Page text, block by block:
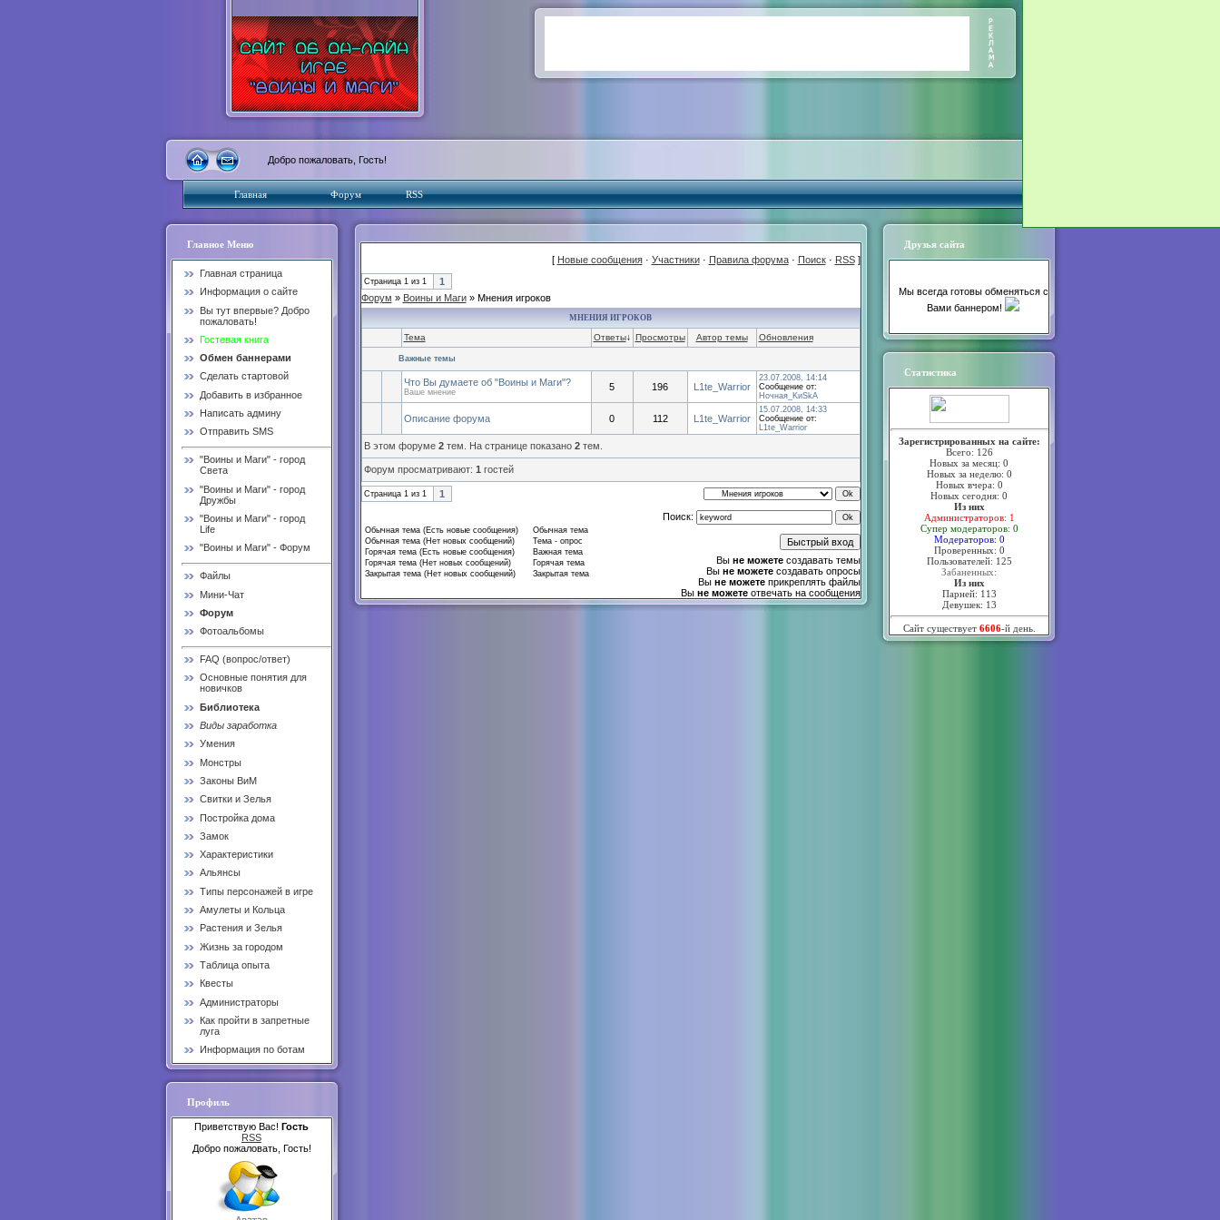
Добро пожаловать, Гость!
Главная Форум RSS
Главное Меню
Главная страница
Информация о сайте
Вы тут впервые? Добро
пожаловать!
Гостевая книга
Обмен баннерами
Сделать стартовой
Добавить в избранное
Написать админу
Отправить SMS
"Воины и Маги" - город
Света
"Воины и Маги" - город
Дружбы
"Воины и Маги" - город
Life
"Воины и Маги" - Форум
Файлы
Мини-Чат
Форум
Фотоальбомы
FAQ (вопрос/ответ)
Основные понятия для
новичков
Библиотека
Виды заработка
Умения
Монстры
Законы ВиМ
Свитки и Зелья
Постройка дома
Замок
Характеристики
Альянсы
Типы персонажей в игре
Амулеты и Кольца
Растения и Зелья
Жизнь за городом
Таблица опыта
Квесты
Администраторы
Как пройти в запретные
луга
Информация по ботам
Профиль
Приветствую Вас! Гость
RSS
Добро пожаловать, Гость!
[ Новые сообщения· Участники· Правила форума· Поиск· RSS]
Страница 1из 1
1
Форум » Воины и Маги» Мнения игроков
МНЕНИЯ ИГРОКОВ
Тема Ответы↓ Просмотры Автор темы Обновления
Важные темы
Что Вы думаете об "Воины и Маги"?
Ваше мнение 5 196 L1te_Warrior
23.07.2008, 14:14
Сообщение от:
Ночная_KиSkА
Описание форума 0 112 L1te_Warrior
15.07.2008, 14:33
Сообщение от:
L1te_Warrior
В этом форуме 2тем. На странице показано 2тем.
Форум просматривают: 1 гостей
Страница 1из 1 1
Обычная тема (Есть новые сообщения)
Обычная тема
Обычная тема (Нет новых сообщений)
Тема - опрос
Горячая тема (Есть новые сообщения)
Важная тема
Горячая тема (Нет новых сообщений)
Горячая тема
Закрытая тема (Нет новых сообщений)
Закрытая тема
Поиск:
Вы не можетесоздавать темы
Вы не можетесоздавать опросы
Вы не можетеприкреплять файлы
Вы не можетеотвечать на сообщения
Друзья сайта
Мы всегда готовы обменяться с
Вами баннером!
Статистика
Зарегистрированных на сайте:
Всего: 126
Новых за месяц: 0
Новых за неделю: 0
Новых вчера: 0
Новых сегодня: 0
Из них
Администраторов: 1
Супер модераторов: 0
Модераторов: 0
Проверенных: 0
Пользователей: 125
Забаненных:
Из них
Парней: 113
Девушек: 13
Сайт существует 6606-й день.